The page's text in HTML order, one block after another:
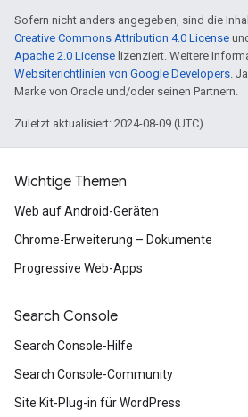
Sofern nicht anders angegeben, sind die
Creative Commons Attribution 4.0 License
Apache 2.0 License lizenziert. Weitere
Websiterichtlinien von Google Developers.
Marke von Oracle und/oder seinen Partnern.
Zuletzt aktualisiert: 2024-08-09 (UTC).
Wichtige Themen
Web auf Android-Geräten
Chrome-Erweiterung – Dokumente
Progressive Web-Apps
Search Console
Search Console-Hilfe
Search Console-Community
Site Kit-Plug-in für WordPress